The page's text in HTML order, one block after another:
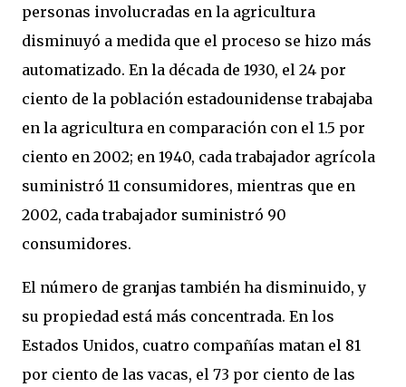
personas involucradas en la agricultura
disminuyó a medida que el proceso se hizo más
automatizado. En la década de 1930, el 24 por
ciento de la población estadounidense trabajaba
en la agricultura en comparación con el 1.5 por
ciento en 2002; en 1940, cada trabajador agrícola
suministró 11 consumidores, mientras que en
2002, cada trabajador suministró 90
consumidores.
El número de granjas también ha disminuido, y
su propiedad está más concentrada. En los
Estados Unidos, cuatro compañías matan el 81
por ciento de las vacas, el 73 por ciento de las